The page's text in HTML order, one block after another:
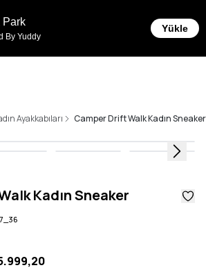
Park
By Yuddy
Yükle
Ayakkabıları Camper Drift Walk Kadın Sneaker
Kadın Sneaker